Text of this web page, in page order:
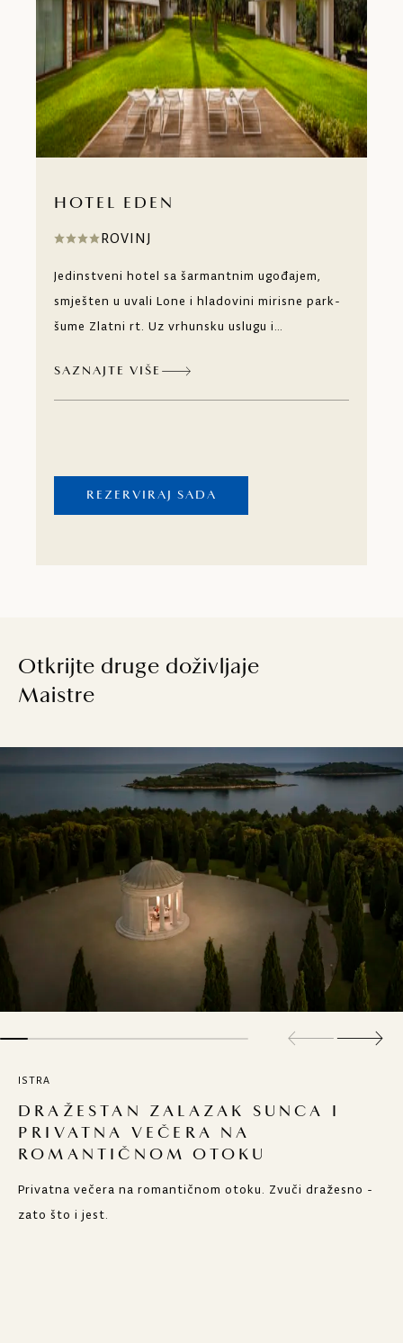
HOTEL EDEN
ROVINJ
Jedinstveni hotel sa šarmantnim ugođajem,
smješten u uvali Lone i hladovini mirisne park-
šume Zlatni rt. Uz vrhunsku uslugu i
svakom našem gostu, možete se prepustiti
tretmanima s mediteranskom kozmetikom i
vožnju biciklom.
SAZNAJTE VIŠE
REZERVIRAJ SADA
Otkrijte druge doživljaje
Maistre
ISTRA
DRAŽESTAN ZALAZAK SUNCA I
PRIVATNA VEČERA NA
ROMANTIČNOM OTOKU
Privatna večera na romantičnom otoku. Zvuči dražesno -
zato što i jest.